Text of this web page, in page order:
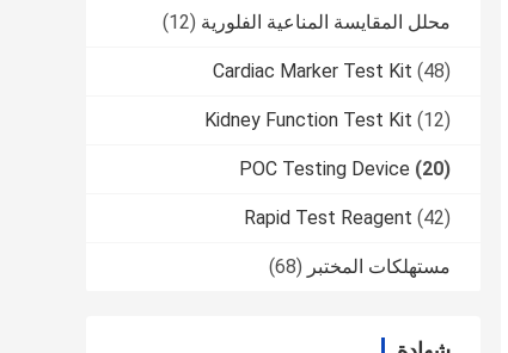
محلل المقايسة المناعية الفلورية (12)
Cardiac Marker Test Kit (48)
Kidney Function Test Kit (12)
POC Testing Device (20)
Rapid Test Reagent (42)
مستهلكات المختبر (68)